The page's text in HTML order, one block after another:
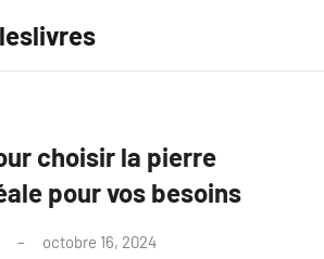
choisir la pierre
pour vos besoins
octobre 16, 2024